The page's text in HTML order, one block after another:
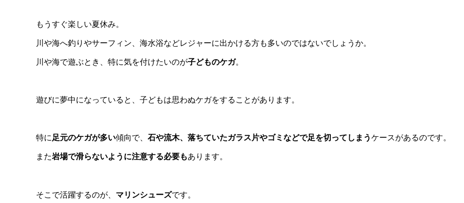
もうすぐ楽しい夏休み。
川や海へ釣りやサーフィン、海水浴などレジャーに出かける方も多いのではないでしょうか。
川や海で遊ぶとき、特に気を付けたいのが子どものケガ。
遊びに夢中になっていると、子どもは思わぬケガをすることがあります。
特に足元のケガが多い傾向で、 石や流木、落ちていたガラス片やゴミなどで足を切ってしまうケースがあるのです。
また岩場で滑らないように注意する必要もあります。
そこで活躍するのが、 マリンシューズです。